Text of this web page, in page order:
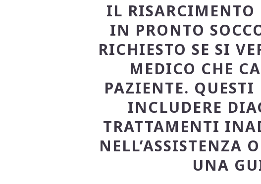
IL RISARCIMENTO
IN PRONTO
RICHIESTO SE SI
MEDICO CHE
PAZIENTE. QUESTI
INCLUDERE
TRATTAMENTI
NELL’ASSISTENZA
UNA